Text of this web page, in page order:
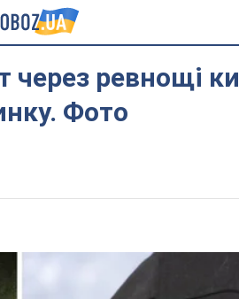
через ревнощі
Фото